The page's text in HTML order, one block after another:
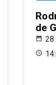
de
28